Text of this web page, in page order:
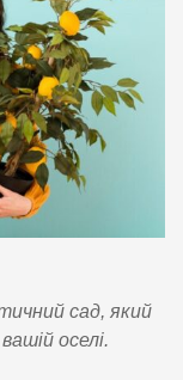
сад, який
оселі.